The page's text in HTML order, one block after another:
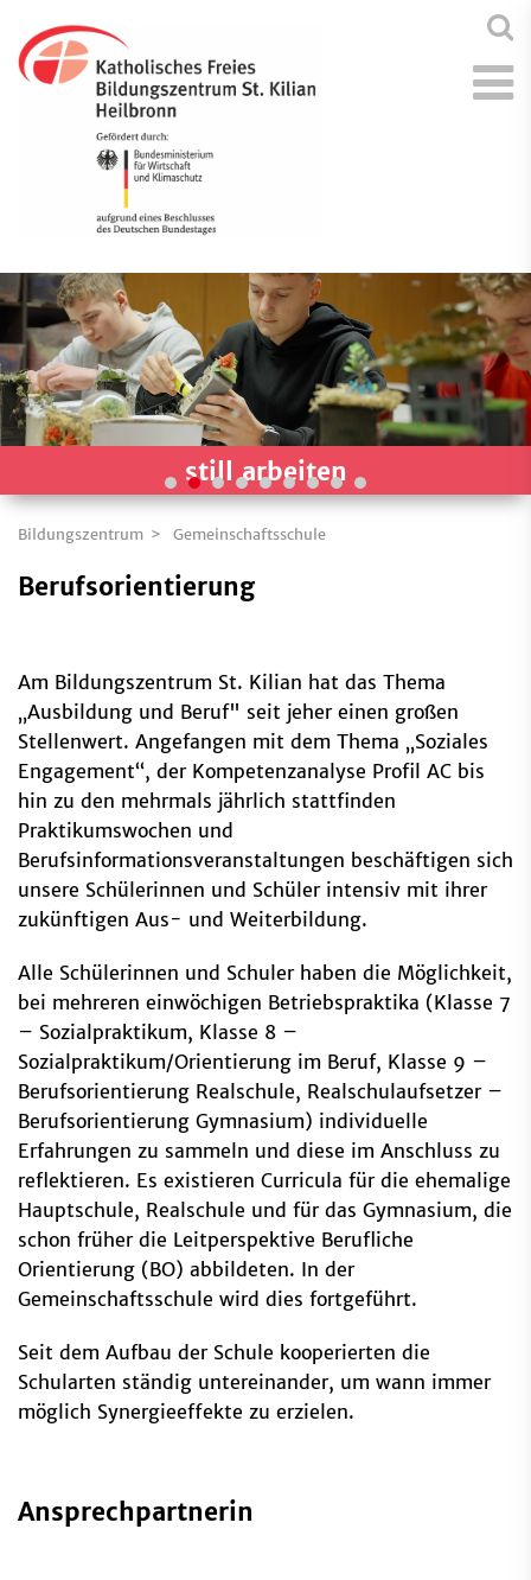
still arbeiten
Bildungszentrum Gemeinschaftsschule
Berufsorientierung
Am Bildungszentrum St. Kilian hat das Thema
„Ausbildung und Beruf" seit jeher einen großen
Stellenwert. Angefangen mit dem Thema „Soziales
Engagement“, der Kompetenzanalyse Profil AC bis
hin zu den mehrmals jährlich stattfinden
Praktikumswochen und
Berufsinformationsveranstaltungen beschäftigen sich
unsere Schülerinnen und Schüler intensiv mit ihrer
zukünftigen Aus- und Weiterbildung.
Alle Schülerinnen und Schuler haben die Möglichkeit,
bei mehreren einwöchigen Betriebspraktika (Klasse 7
– Sozialpraktikum, Klasse 8 –
Sozialpraktikum/Orientierung im Beruf, Klasse 9 –
Berufsorientierung Realschule, Realschulaufsetzer –
Berufsorientierung Gymnasium) individuelle
Erfahrungen zu sammeln und diese im Anschluss zu
reflektieren. Es existieren Curricula für die ehemalige
Hauptschule, Realschule und für das Gymnasium, die
schon früher die Leitperspektive Berufliche
Orientierung (BO) abbildeten. In der
Gemeinschaftsschule wird dies fortgeführt.
Seit dem Aufbau der Schule kooperierten die
Schularten ständig untereinander, um wann immer
möglich Synergieeffekte zu erzielen.
Ansprechpartnerin